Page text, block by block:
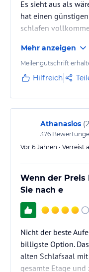
Es sieht aus als
hat einen
schlafen
Mehr anzeigen
Meilengutschrift
Hilfreich
Athanasios (
376
Vor 6 Jahren • Verreist
Wenn der Preis
Sie nach e
Nicht der beste
billigste Option.
alten Schlafsaal
gesamte Etage